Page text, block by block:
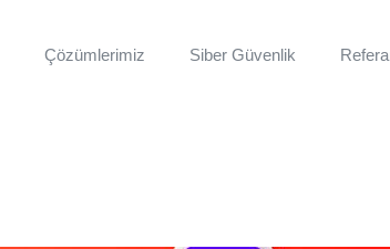
Çözümlerimiz Siber Güvenlik